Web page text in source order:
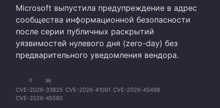
Microsoft выпустила предупреждение в адрес
сообщества информационной безопасности
после серии публичных раскрытий
уязвимостей нулевого дня (zero-day) без
предварительного уведомления вендора.
0 96
CVE-2026-33825 CVE-2026-41091 CVE-2026-45498
CVE-2026-45585